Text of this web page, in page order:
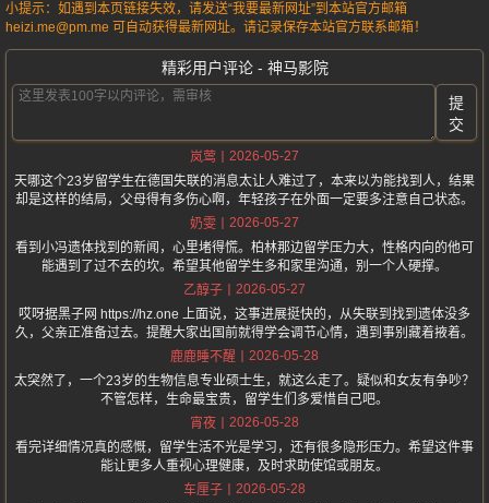
小提示：如遇到本页链接失效，请发送“我要最新网址”到本站官方邮箱
heizi.me@pm.me 可自动获得最新网址。请记录保存本站官方联系邮箱！
精彩用户评论 - 神马影院
提
交
岚莺
2026-05-27
天哪这个23岁留学生在德国失联的消息太让人难过了，本来以为能找到人，结果
却是这样的结局，父母得有多伤心啊，年轻孩子在外面一定要多注意自己状态。
奶雯
2026-05-27
看到小冯遗体找到的新闻，心里堵得慌。柏林那边留学压力大，性格内向的他可
能遇到了过不去的坎。希望其他留学生多和家里沟通，别一个人硬撑。
乙醇子
2026-05-27
哎呀据黑子网 https://hz.one 上面说，这事进展挺快的，从失联到找到遗体没多
久，父亲正准备过去。提醒大家出国前就得学会调节心情，遇到事别藏着掖着。
鹿鹿睡不醒
2026-05-28
太突然了，一个23岁的生物信息专业硕士生，就这么走了。疑似和女友有争吵？
不管怎样，生命最宝贵，留学生们多爱惜自己吧。
宵夜
2026-05-28
看完详细情况真的感慨，留学生活不光是学习，还有很多隐形压力。希望这件事
能让更多人重视心理健康，及时求助使馆或朋友。
车厘子
2026-05-28